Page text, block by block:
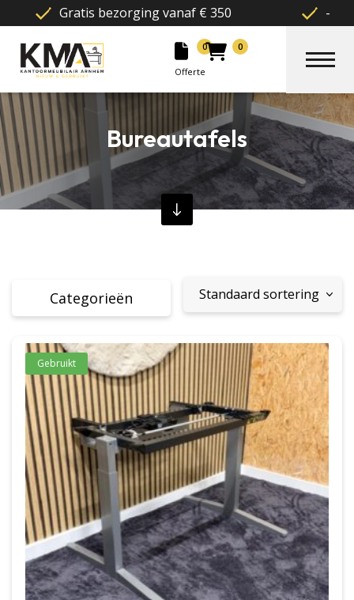
Montage op locatie Levering in
0
Offerte
0
Bureautafels
Categorieën
Gebruikt